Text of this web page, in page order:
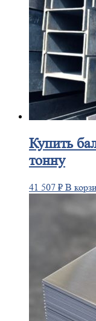
Купить
тонну
41 507 ₽ В